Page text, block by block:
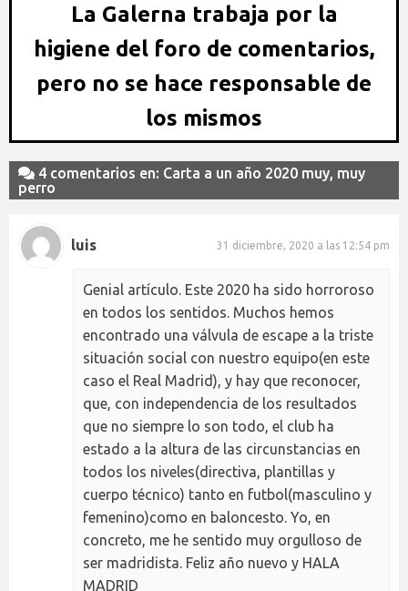
La Galerna trabaja por la
higiene del foro de comentarios,
pero no se hace responsable de
los mismos
4 comentarios en: Carta a un año 2020 muy, muy
perro
luis 31 diciembre, 2020 a las 12:54 pm
Genial artículo. Este 2020 ha sido horroroso
en todos los sentidos. Muchos hemos
encontrado una válvula de escape a la triste
situación social con nuestro equipo(en este
caso el Real Madrid), y hay que reconocer,
que, con independencia de los resultados
que no siempre lo son todo, el club ha
estado a la altura de las circunstancias en
todos los niveles(directiva, plantillas y
cuerpo técnico) tanto en futbol(masculino y
femenino)como en baloncesto. Yo, en
concreto, me he sentido muy orgulloso de
ser madridista. Feliz año nuevo y HALA
MADRID